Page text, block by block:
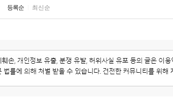
등록순 최신순